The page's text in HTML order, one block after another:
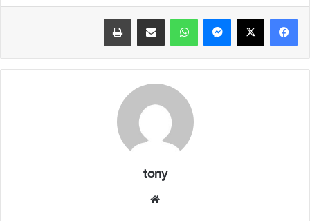
فيسبوك X ماسنجر واتساب مشاركة عبر البريد طباعة
tony